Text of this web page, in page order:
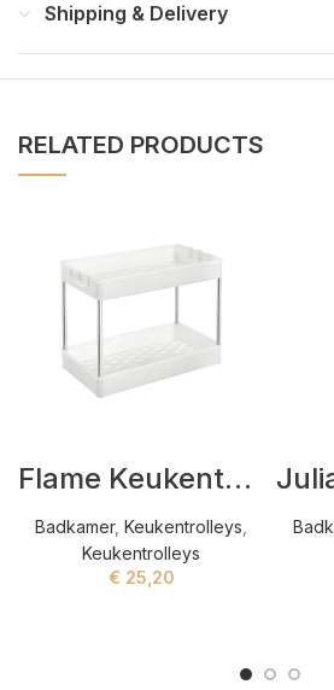
Shipping & Delivery
RELATED PRODUCTS
Flame Keukentrolleys Wit
Badkamer, Keukentrolleys
Keukentrolleys
€ 25,20